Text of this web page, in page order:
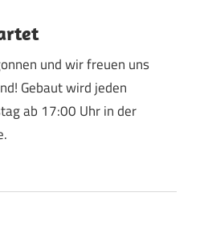
und wir freuen uns
Gebaut wird jeden
ab 17:00 Uhr in der